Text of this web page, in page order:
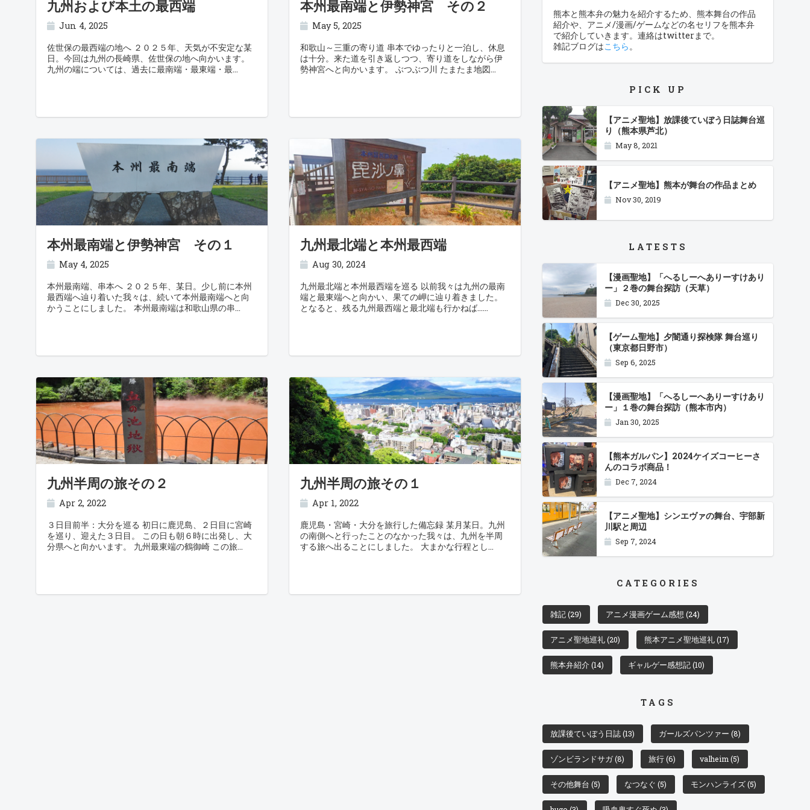
九州および本土の最西端
Jun 4, 2025
佐世保の最西端の地へ ２０２５年、天気が不安定な某
日。今回は九州の長崎県、佐世保の地へ向かいます。
九州の端については、過去に最南端・最東端・最
本州最南端と伊勢神宮 その２
May 5, 2025
和歌山～三重の寄り道 串本でゆったりと一泊し、休息
は十分。来た道を引き返しつつ、寄り道をしながら伊
勢神宮へと向かいます。 ぶつぶつ川 たまたま地図
本州最南端と伊勢神宮 その１
May 4, 2025
本州最南端、串本へ ２０２５年、某日。少し前に本州
最西端へ辿り着いた我々は、続いて本州最南端へと向
かうことにしました。 本州最南端は和歌山県の串
九州最北端と本州最西端
Aug 30, 2024
九州最北端と本州最西端を巡る 以前我々は九州の最南
端と最東端へと向かい、果ての岬に辿り着きました。
となると、残る九州最西端と最北端も行かねば…
九州半周の旅その２
Apr 2, 2022
３日目前半：大分を巡る 初日に鹿児島、２日目に宮崎
を巡り、迎えた３日目。 この日も朝６時に出発し、大
分県へと向かいます。 九州最東端の鶴御崎 この旅
九州半周の旅その１
Apr 1, 2022
鹿児島・宮崎・大分を旅行した備忘録 某月某日。九州
の南側へと行ったことのなかった我々は、九州を半周
する旅へ出ることにしました。 大まかな行程とし
熊本と熊本弁の魅力を紹介するため、熊本舞台の作品
紹介や、アニメ/漫画/ゲームなどの名セリフを熊本弁
で紹介していきます。連絡はtwitterまで。
雑記ブログはこちら 。
PICK UP
【アニメ聖地】放課後ていぼう日誌舞台巡
り（熊本県芦北）
May 8, 2021
【アニメ聖地】熊本が舞台の作品まとめ
Nov 30, 2019
LATESTS
【漫画聖地】「へるしーへありーすけあり
ー」２巻の舞台探訪（天草）
Dec 30, 2025
【ゲーム聖地】夕闇通り探検隊 舞台巡り
（東京都日野市）
Sep 6, 2025
【漫画聖地】「へるしーへありーすけあり
ー」１巻の舞台探訪（熊本市内）
Jan 30, 2025
【熊本ガルパン】2024ケイズコーヒーさ
んのコラボ商品！
Dec 7, 2024
【アニメ聖地】シンエヴァの舞台、宇部新
川駅と周辺
Sep 7, 2024
CATEGORIES
雑記(29) アニメ漫画ゲーム感想(24)
アニメ聖地巡礼(20) 熊本アニメ聖地巡礼(17)
熊本弁紹介(14) ギャルゲー感想記(10)
TAGS
放課後ていぼう日誌(13) ガールズパンツァー(8)
ゾンビランドサガ(8) 旅行(6) valheim(5)
その他舞台(5) なつなぐ(5) モンハンライズ(5)